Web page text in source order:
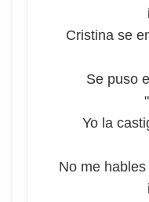
Cristina se
Se puso
Yo la
No me